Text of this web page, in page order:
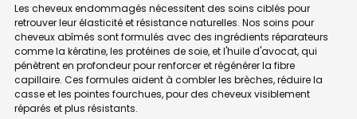
Les cheveux endommagés nécessitent des soins ciblés pour
retrouver leur élasticité et résistance naturelles. Nos soins pour
cheveux abîmés sont formulés avec des ingrédients réparateurs
comme la kératine, les protéines de soie, et l'huile d'avocat, qui
pénètrent en profondeur pour renforcer et régénérer la fibre
capillaire. Ces formules aident à combler les brèches, réduire la
casse et les pointes fourchues, pour des cheveux visiblement
réparés et plus résistants.